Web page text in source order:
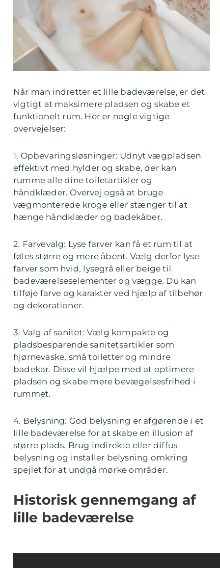
Når man indretter et lille badeværelse, er det
vigtigt at maksimere pladsen og skabe et
funktionelt rum. Her er nogle vigtige
overvejelser:
1. Opbevaringsløsninger: Udnyt vægpladsen
effektivt med hylder og skabe, der kan
rumme alle dine toiletartikler og
håndklæder. Overvej også at bruge
vægmonterede kroge eller stænger til at
hænge håndklæder og badekåber.
2. Farvevalg: Lyse farver kan få et rum til at
føles større og mere åbent. Vælg derfor lyse
farver som hvid, lysegrå eller beige til
badeværelseselementer og vægge. Du kan
tilføje farve og karakter ved hjælp af tilbehør
og dekorationer.
3. Valg af sanitet: Vælg kompakte og
pladsbesparende sanitetsartikler som
hjørnevaske, små toiletter og mindre
badekar. Disse vil hjælpe med at optimere
pladsen og skabe mere bevægelsesfrihed i
rummet.
4. Belysning: God belysning er afgørende i et
lille badeværelse for at skabe en illusion af
større plads. Brug indirekte eller diffus
belysning og installer belysning omkring
spejlet for at undgå mørke områder.
Historisk gennemgang af
lille badeværelse